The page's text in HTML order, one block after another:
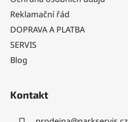
Reklamační řád
DOPRAVA A PLATBA
SERVIS
Blog
Kontakt